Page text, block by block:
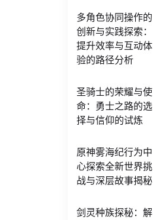
多角色协同操作的
创新与实践探索：
提升效率与互动体
验的路径分析
圣骑士的荣耀与使
命：勇士之路的选
择与信仰的试炼
原神雾海纪行为中
心探索全新世界挑
战与深层故事揭秘
剑灵种族探秘：解